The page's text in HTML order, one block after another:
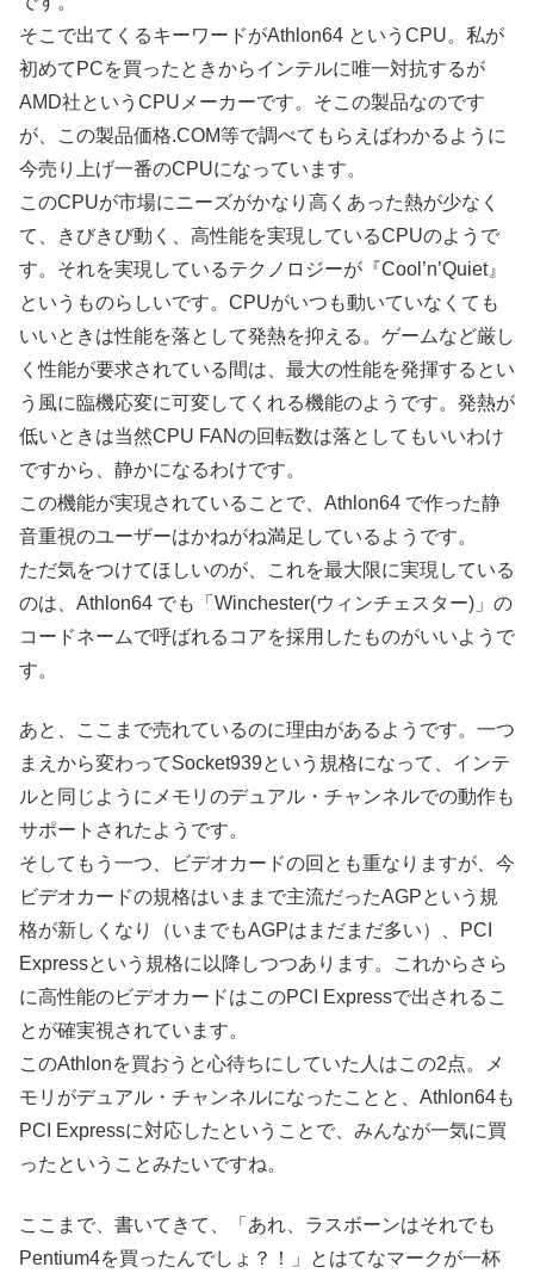
そこで出てくるキーワードがAthlon64 というCPU。私が
初めてPCを買ったときからインテルに唯一対抗するが
AMD社というCPUメーカーです。そこの製品なのです
が、この製品価格.COM等で調べてもらえばわかるように
今売り上げ一番のCPUになっています。
このCPUが市場にニーズがかなり高くあった熱が少なく
て、きびきび動く、高性能を実現しているCPUのようで
す。それを実現しているテクノロジーが『Cool’n’Quiet』
というものらしいです。CPUがいつも動いていなくても
いいときは性能を落として発熱を抑える。ゲームなど厳し
く性能が要求されている間は、最大の性能を発揮するとい
う風に臨機応変に可変してくれる機能のようです。発熱が
低いときは当然CPU FANの回転数は落としてもいいわけ
ですから、静かになるわけです。
この機能が実現されていることで、Athlon64 で作った静
音重視のユーザーはかねがね満足しているようです。
ただ気をつけてほしいのが、これを最大限に実現している
のは、Athlon64 でも「Winchester(ウィンチェスター)」の
コードネームで呼ばれるコアを採用したものがいいようで
す。
あと、ここまで売れているのに理由があるようです。一つ
まえから変わってSocket939という規格になって、インテ
ルと同じようにメモリのデュアル・チャンネルでの動作も
サポートされたようです。
そしてもう一つ、ビデオカードの回とも重なりますが、今
ビデオカードの規格はいままで主流だったAGPという規
格が新しくなり（いまでもAGPはまだまだ多い）、PCI
Expressという規格に以降しつつあります。これからさら
に高性能のビデオカードはこのPCI Expressで出されるこ
とが確実視されています。
このAthlonを買おうと心待ちにしていた人はこの2点。メ
モリがデュアル・チャンネルになったことと、Athlon64も
PCI Expressに対応したということで、みんなが一気に買
ったということみたいですね。
ここまで、書いてきて、「あれ、ラスボーンはそれでも
Pentium4を買ったんでしょ？！」とはてなマークが一杯